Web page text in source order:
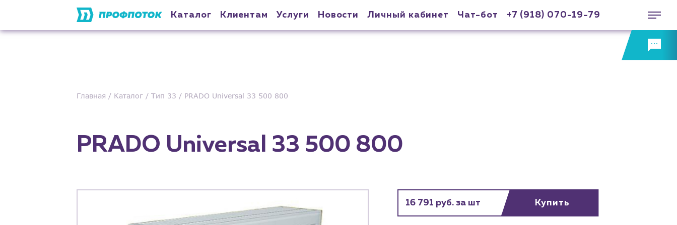
Каталог Клиентам Услуги Новости Личный кабинет Чат-бот +7 (918) 070-19-79
Главная Каталог Тип 33 PRADO Universal 33 500 800
PRADO Universal 33 500 800
16 791 руб. за шт Купить